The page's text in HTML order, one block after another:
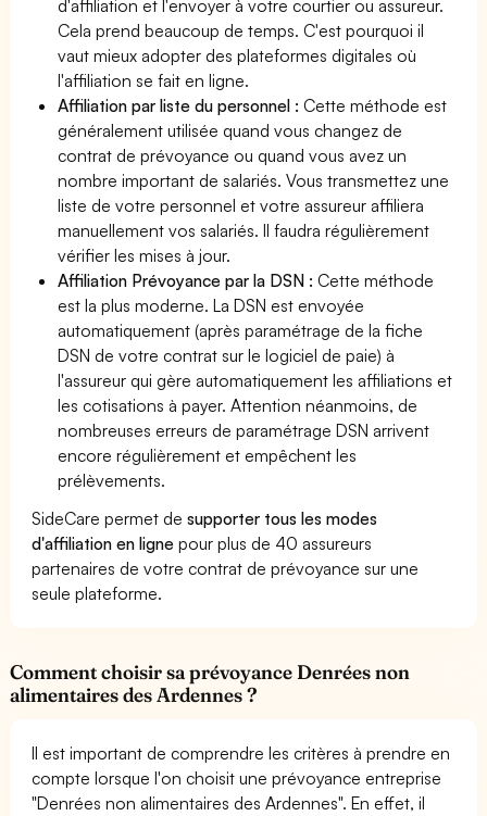
d'affiliation et l'envoyer à votre courtier ou assureur.
Cela prend beaucoup de temps. C'est pourquoi il
vaut mieux adopter des plateformes digitales où
l'affiliation se fait en ligne.
Affiliation par liste du personnel : Cette méthode est
généralement utilisée quand vous changez de
contrat de prévoyance ou quand vous avez un
nombre important de salariés. Vous transmettez une
liste de votre personnel et votre assureur affiliera
manuellement vos salariés. Il faudra régulièrement
vérifier les mises à jour.
Affiliation Prévoyance par la DSN : Cette méthode
est la plus moderne. La DSN est envoyée
automatiquement (après paramétrage de la fiche
DSN de votre contrat sur le logiciel de paie) à
l'assureur qui gère automatiquement les affiliations et
les cotisations à payer. Attention néanmoins, de
nombreuses erreurs de paramétrage DSN arrivent
encore régulièrement et empêchent les
prélèvements.
SideCare permet desupporter tous les modes
d'affiliation en ligne pour plus de 40 assureurs
partenaires de votre contrat de prévoyance sur une
seule plateforme.
Comment choisir sa prévoyance Denrées non
alimentaires des Ardennes ?
Il est important de comprendre les critères à prendre en
compte lorsque l'on choisit une prévoyance entreprise
"Denrées non alimentaires des Ardennes". En effet, il